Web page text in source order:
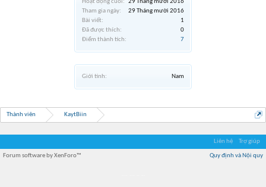
Hoạt động cuối:
29 Tháng mười 2016
Tham gia ngày:
29 Tháng mười 2016
Bài viết:
1
Đã được thích:
0
Điểm thành tích:
7
Giới tính: Nam
Thành viên KaytBiin
Liên hệ Trợ giúp
Quy định và Nội quy
Forum software by XenForo™